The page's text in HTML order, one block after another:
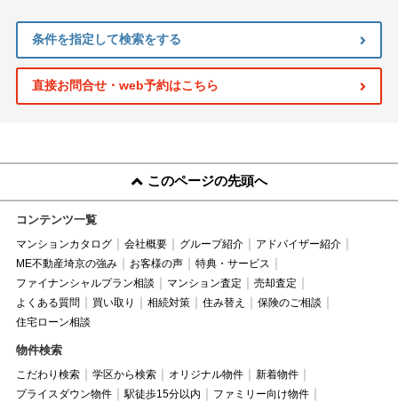
条件を指定して検索をする
直接お問合せ・web予約はこちら
このページの先頭へ
コンテンツ一覧
マンションカタログ 会社概要 グループ紹介
アドバイザー紹介
ME不動産埼京の強み
お客様の声
特典・サービス
ファイナンシャルプラン相談
マンション査定
売却査定
よくある質問
買い取り 相続対策 住み替え
保険のご相談
住宅ローン相談
物件検索
こだわり検索 学区から検索 オリジナル物件
新着物件
プライスダウン物件
駅徒歩15分以内
ファミリー向け物件